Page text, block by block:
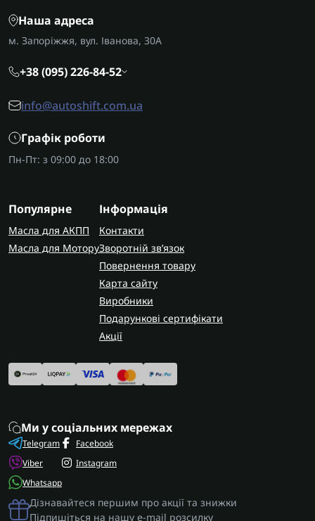
Наша адреса
м. Запоріжжя, вул. Іванова, 30А
+38 (095) 226-84-52
info@autoshift.com.ua
Графік роботи
Пн-Пт: з 09:00 до 18:00
Популярне
Масла для АКПП
Масла для Мотору
Інформація
Контакти
Зворотній зв’язок
Повернення товару
Карта сайту
Виробники
Подарункові сертифікати
Акції
Ми у соціальних мережах
Telegram
Viber
Whatsapp
Facebook
Instagram
Дізнавайтеся першим про акції та знижки
Підпишіться на нашу e-mail розсилку